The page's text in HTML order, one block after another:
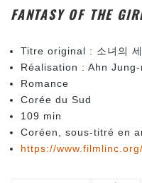
FANTASY OF THE
Titre original : 소녀의
Réalisation : Ahn Jung-
Romance
Corée du Sud
109 min
Coréen, sous-titré en
https://